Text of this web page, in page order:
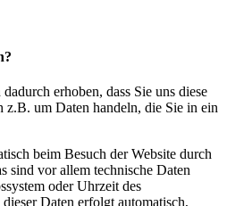
erhoben, dass Sie uns diese
z.B. um Daten handeln, die Sie in ein
beim Besuch der Website durch
sind vor allem technische Daten
oder Uhrzeit des
Daten erfolgt automatisch,